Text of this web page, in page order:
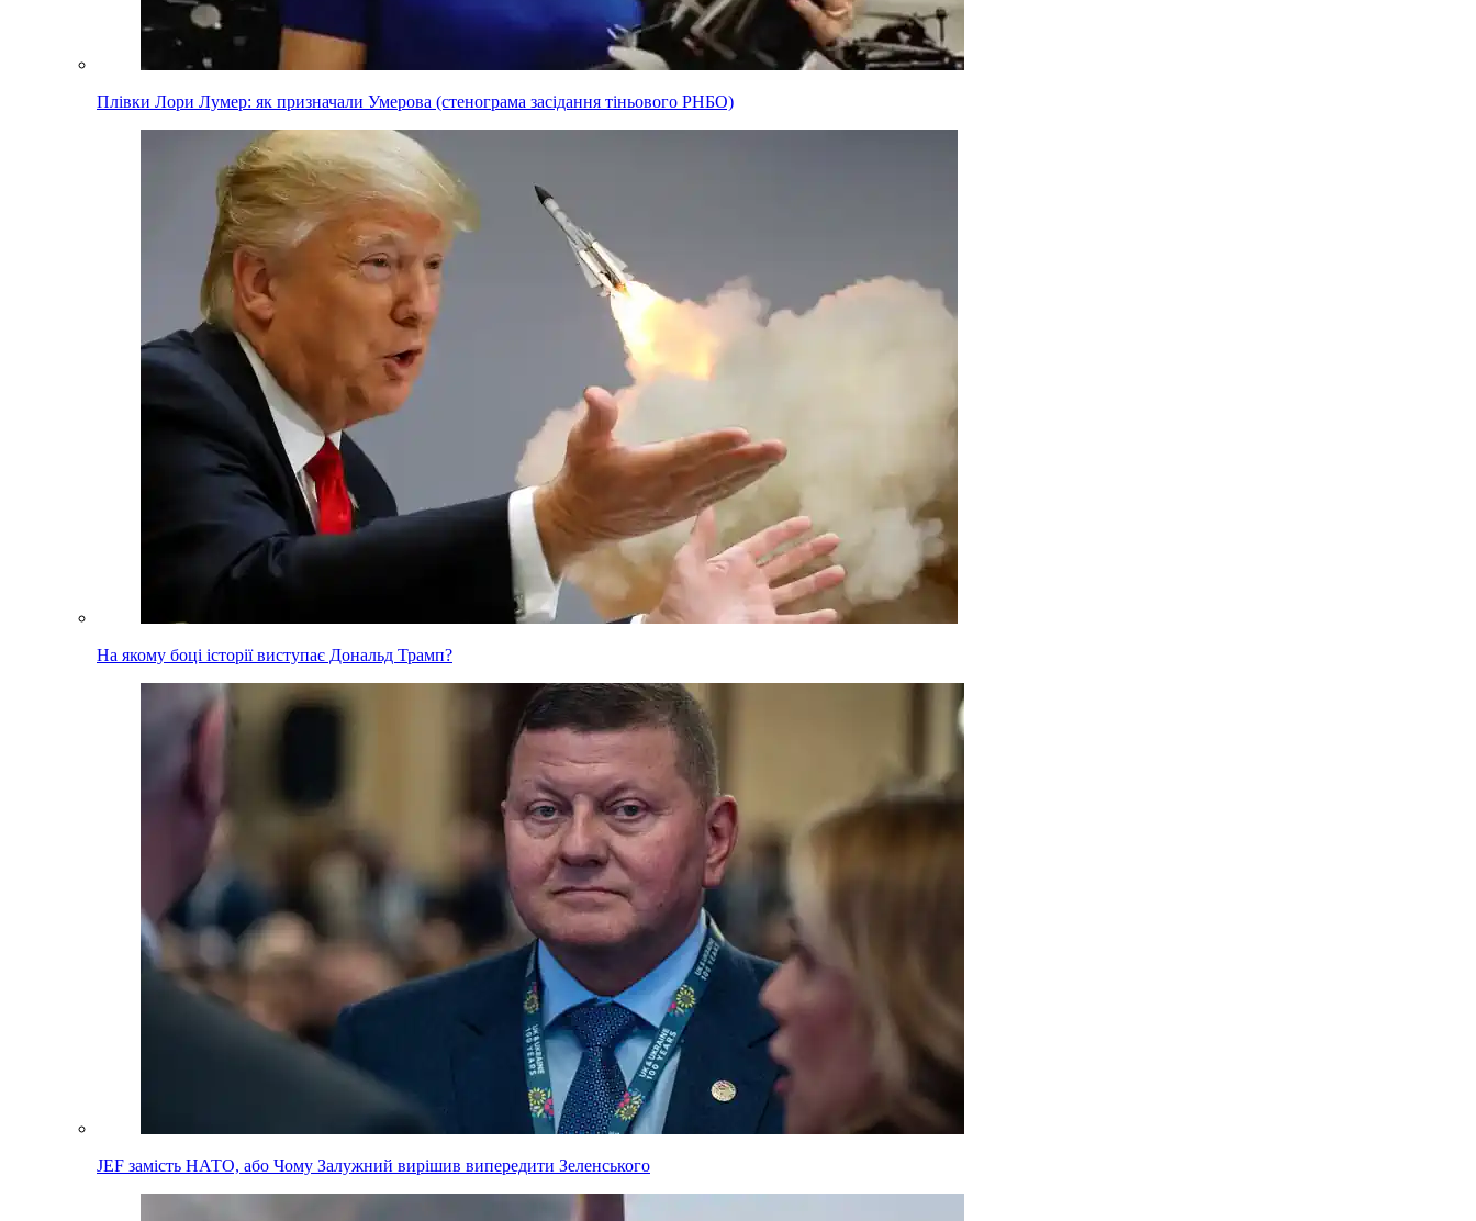
Плівки Лори Лумер: як призначали Умерова (стенограма засідання тіньового РНБО)
На якому боці історії виступає Дональд Трамп?
JEF замість НАТО, або Чому Залужний вирішив випередити Зеленського